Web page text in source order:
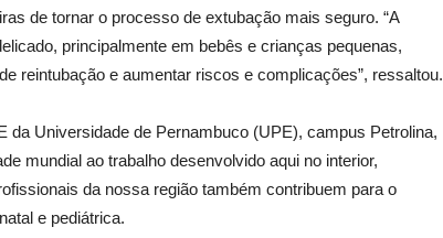
de tornar o processo de extubação mais seguro. “A
principalmente em bebês e crianças pequenas,
reintubação e aumentar riscos e complicações”, ressaltou.
da Universidade de Pernambuco (UPE), campus Petrolina,
mundial ao trabalho desenvolvido aqui no interior,
da nossa região também contribuem para o
e pediátrica.